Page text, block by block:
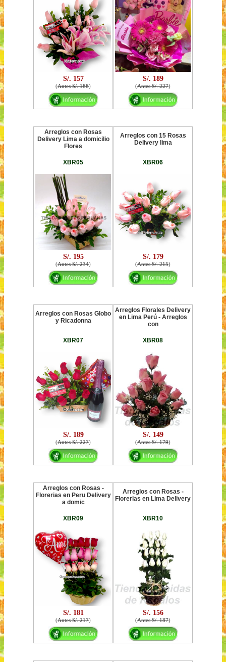
S/. 157
(Antes S/. 188)
S/. 189
(Antes S/. 227)
Arreglos con Rosas
Delivery Lima a domicilio
Flores
XBR05
S/. 195
(Antes S/. 234)
Arreglos con 15 Rosas
Delivery lima
XBR06
S/. 179
(Antes S/. 215)
Arreglos con Rosas Globo
y Ricadonna
XBR07
S/. 189
(Antes S/. 227)
Arreglos Florales Delivery
en Lima Perú - Arreglos
con
XBR08
S/. 149
(Antes S/. 179)
Arreglos con Rosas -
Florerias en Peru Delivery
a domic
XBR09
S/. 181
(Antes S/. 217)
Arreglos con Rosas -
Florerias en Lima Delivery
XBR10
S/. 156
(Antes S/. 187)